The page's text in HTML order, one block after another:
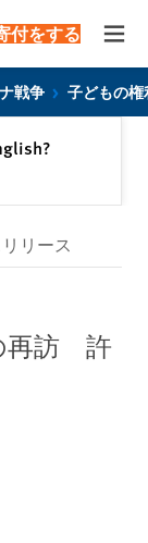
付をする
戦争 子どもの権
リース
再訪 許